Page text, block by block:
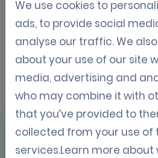
Caso
We use cookies to
ads, to provide social
analyse our traffic. We
about your use of our site
media, advertising and
who may combine it with
that you’ve provided to
collected from your use of
services.Learn more about